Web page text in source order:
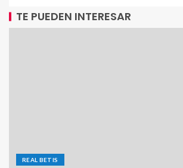
TE PUEDEN INTERESAR
REAL BETIS